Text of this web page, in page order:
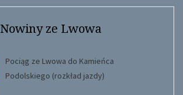
Nowiny ze Lwowa
Pociąg ze Lwowa do Kamieńca
Podolskiego (rozkład jazdy)